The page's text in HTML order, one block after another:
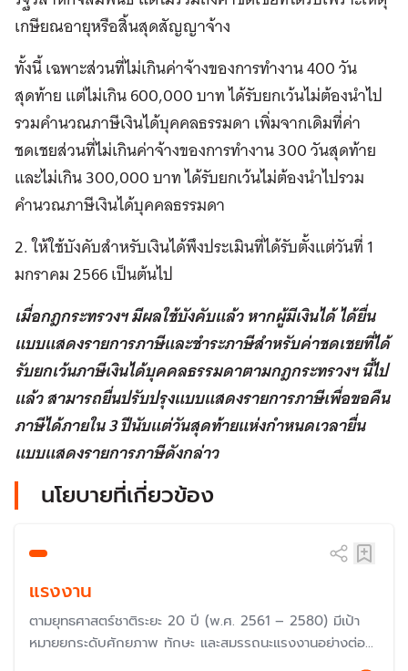
เกษียณอายุหรือสิ้นสุดสัญญาจ้าง
ทั้งนี้ เฉพาะส่วนที่ไม่เกินค่าจ้างของการทำงาน 400 วัน
สุดท้าย แต่ไม่เกิน 600,000 บาท ได้รับยกเว้นไม่ต้องนำไป
รวมคำนวณภาษีเงินได้บุคคลธรรมดา เพิ่มจากเดิมที่ค่า
ชดเชยส่วนที่ไม่เกินค่าจ้างของการทำงาน 300 วันสุดท้าย
และไม่เกิน 300,000 บาท ได้รับยกเว้นไม่ต้องนำไปรวม
คำนวณภาษีเงินได้บุคคลธรรมดา
2. ให้ใช้บังคับสำหรับเงินได้พึงประเมินที่ได้รับตั้งแต่วันที่ 1
มกราคม 2566 เป็นต้นไป
เมื่อกฎกระทรวงฯ มีผลใช้บังคับแล้ว หากผู้มีเงินได้ ได้ยื่น
แบบแสดงรายการภาษีและชำระภาษีสำหรับค่าชดเชยที่ได้
รับยกเว้นภาษีเงินได้บุคคลธรรมดาตามกฎกระทรวงฯ นี้ไป
แล้ว สามารถยื่นปรับปรุงแบบแสดงรายการภาษีเพื่อขอคืน
ภาษีได้ภายใน 3 ปีนับแต่วันสุดท้ายแห่งกำหนดเวลายื่น
แบบแสดงรายการภาษีดังกล่าว
นโยบายที่เกี่ยวข้อง
แรงงาน
ตามยุทธศาสตร์ชาติระยะ 20 ปี (พ.ศ. 2561 – 2580) มีเป้า
หมายยกระดับศักยภาพ ทักษะ และสมรรถนะแรงงานอย่างต่อ